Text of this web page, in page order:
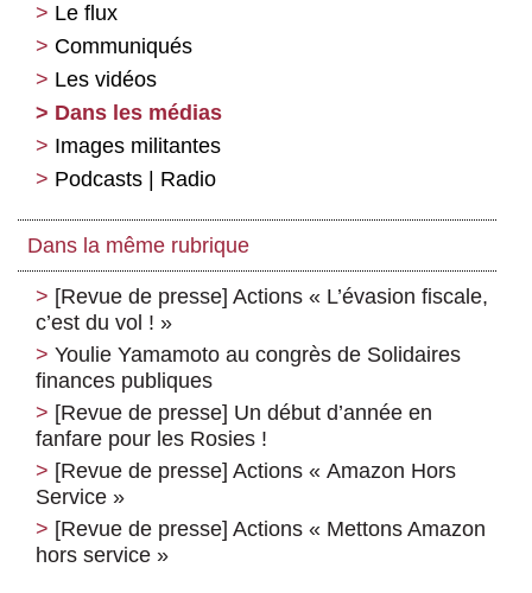
Le flux
Communiqués
Les vidéos
Dans les médias
Images militantes
Podcasts | Radio
Dans la même rubrique
[Revue de presse] Actions « L’évasion fiscale,
c’est du vol ! »
Youlie Yamamoto au congrès de Solidaires
finances publiques
[Revue de presse] Un début d’année en
fanfare pour les Rosies !
[Revue de presse] Actions « Amazon Hors
Service »
[Revue de presse] Actions « Mettons Amazon
hors service »